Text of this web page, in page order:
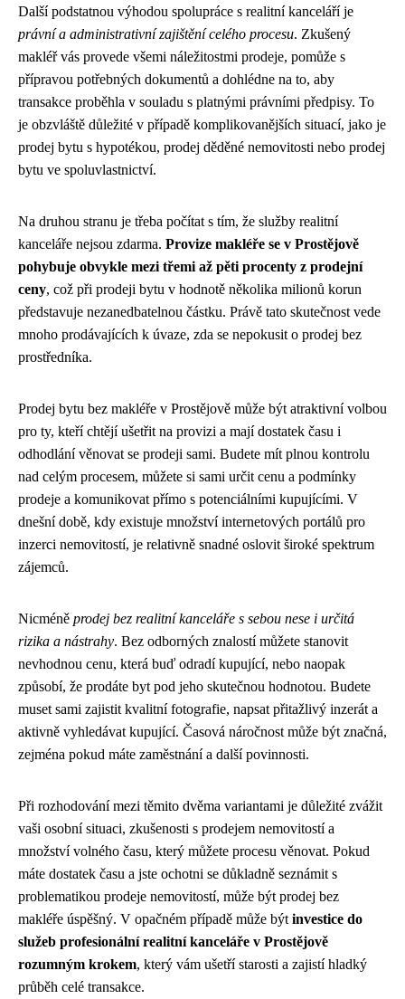
Další podstatnou výhodou spolupráce s realitní kanceláří je
právní a administrativní zajištění celého procesu. Zkušený
makléř vás provede všemi náležitostmi prodeje, pomůže s
přípravou potřebných dokumentů a dohlédne na to, aby
transakce proběhla v souladu s platnými právními předpisy. To
je obzvláště důležité v případě komplikovanějších situací, jako je
prodej bytu s hypotékou, prodej děděné nemovitosti nebo prodej
bytu ve spoluvlastnictví.
Na druhou stranu je třeba počítat s tím, že služby realitní
kanceláře nejsou zdarma. Provize makléře se v Prostějově
pohybuje obvykle mezi třemi až pěti procenty z prodejní
ceny, což při prodeji bytu v hodnotě několika milionů korun
představuje nezanedbatelnou částku. Právě tato skutečnost vede
mnoho prodávajících k úvaze, zda se nepokusit o prodej bez
prostředníka.
Prodej bytu bez makléře v Prostějově může být atraktivní volbou
pro ty, kteří chtějí ušetřit na provizi a mají dostatek času i
odhodlání věnovat se prodeji sami. Budete mít plnou kontrolu
nad celým procesem, můžete si sami určit cenu a podmínky
prodeje a komunikovat přímo s potenciálními kupujícími. V
dnešní době, kdy existuje množství internetových portálů pro
inzerci nemovitostí, je relativně snadné oslovit široké spektrum
zájemců.
Nicméně prodej bez realitní kanceláře s sebou nese i určitá
rizika a nástrahy. Bez odborných znalostí můžete stanovit
nevhodnou cenu, která buď odradí kupující, nebo naopak
způsobí, že prodáte byt pod jeho skutečnou hodnotou. Budete
muset sami zajistit kvalitní fotografie, napsat přitažlivý inzerát a
aktivně vyhledávat kupující. Časová náročnost může být značná,
zejména pokud máte zaměstnání a další povinnosti.
Při rozhodování mezi těmito dvěma variantami je důležité zvážit
vaši osobní situaci, zkušenosti s prodejem nemovitostí a
množství volného času, který můžete procesu věnovat. Pokud
máte dostatek času a jste ochotni se důkladně seznámit s
problematikou prodeje nemovitostí, může být prodej bez
makléře úspěšný. V opačném případě může být investice do
služeb profesionální realitní kanceláře v Prostějově
rozumným krokem, který vám ušetří starosti a zajistí hladký
průběh celé transakce.